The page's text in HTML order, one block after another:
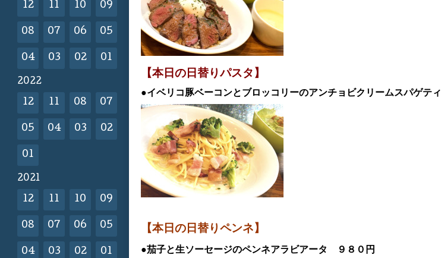
【本日の日替りパスタ】
●イベリコ豚ベーコンとブロッコリーのアンチョビクリームスパゲティ
【本日の日替りペンネ】
●茄子と生ソーセージのペンネアラビアータ ９８０円
12 11 10 09
08 07 06 05
04 03 02 01
2022
12 11 08 07
05 04 03 02
01
2021
12 11 10 09
08 07 06 05
04 03 02 01